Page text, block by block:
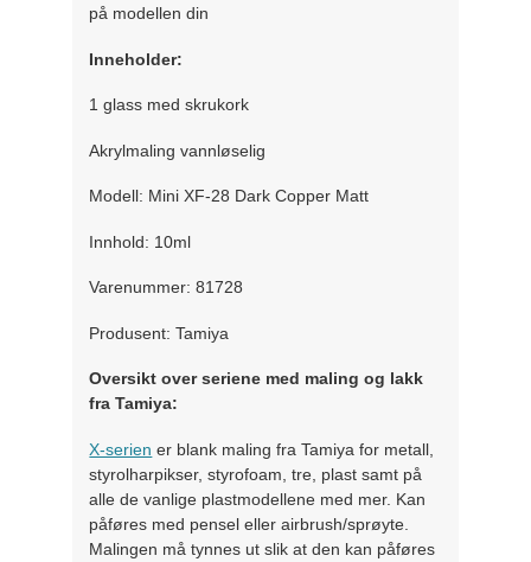
på modellen din
Inneholder:
1 glass med skrukork
Akrylmaling vannløselig
Modell: Mini XF-28 Dark Copper Matt
Innhold: 10ml
Varenummer: 81728
Produsent: Tamiya
Oversikt over seriene med maling og lakk
fra Tamiya:
X-serien er blank maling fra Tamiya for metall,
styrolharpikser, styrofoam, tre, plast samt på
alle de vanlige plastmodellene med mer. Kan
påføres med pensel eller airbrush/sprøyte.
Malingen må tynnes ut slik at den kan påføres